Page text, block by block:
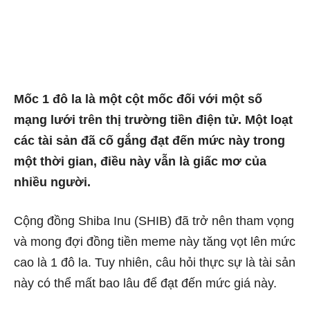
Mốc 1 đô la là một cột mốc đối với một số
mạng lưới trên thị trường tiền điện tử. Một loạt
các tài sản đã cố gắng đạt đến mức này trong
một thời gian, điều này vẫn là giấc mơ của
nhiều người.
Cộng đồng Shiba Inu (SHIB) đã trở nên tham vọng
và mong đợi đồng tiền meme này tăng vọt lên mức
cao là 1 đô la. Tuy nhiên, câu hỏi thực sự là tài sản
này có thể mất bao lâu để đạt đến mức giá này.